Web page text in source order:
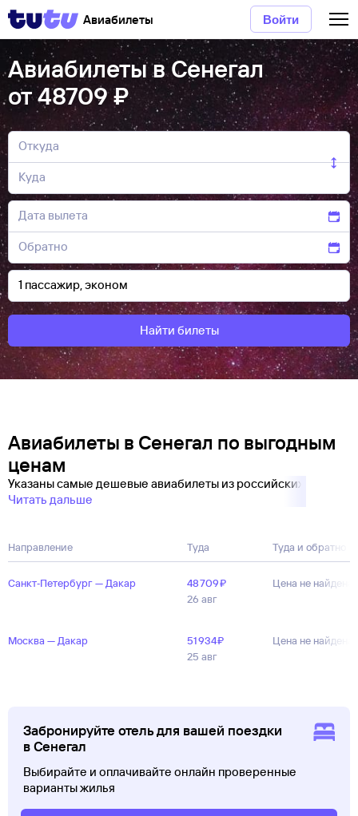
Авиабилеты Войти
Авиабилеты в Сенегал
от 48709 ₽
Найти билеты
Авиабилеты в Сенегал по выгодным
ценам
Указаны самые дешевые авиабилеты из российских
Читать дальше
Направление Туда Туда и обратно
Санкт‑Петербург — Дакар
48 ⁠709 ⁠₽
26 авг
Цена не найдена
Москва — Дакар
51 ⁠934 ⁠₽
25 авг
Цена не найдена
Забронируйте отель для вашей поездки
в Сенегал
Выбирайте и оплачивайте онлайн проверенные
варианты жилья